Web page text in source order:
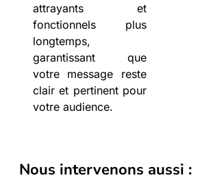
attrayants et
fonctionnels plus
longtemps,
garantissant que
votre message reste
clair et pertinent pour
votre audience.
Nous intervenons aussi :